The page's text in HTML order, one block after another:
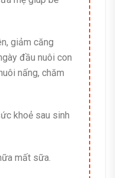
giảm căng
đầu nuôi con
nấng, chăm
khoẻ sau sinh
mất sữa.